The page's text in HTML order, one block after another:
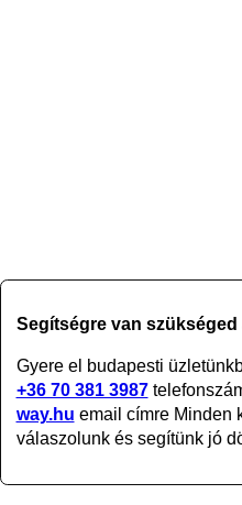
Segítségre van szükséged
Gyere el budapesti
+36 70 381 3987
way.hu email címre Minden
válaszolunk és segítünk jó